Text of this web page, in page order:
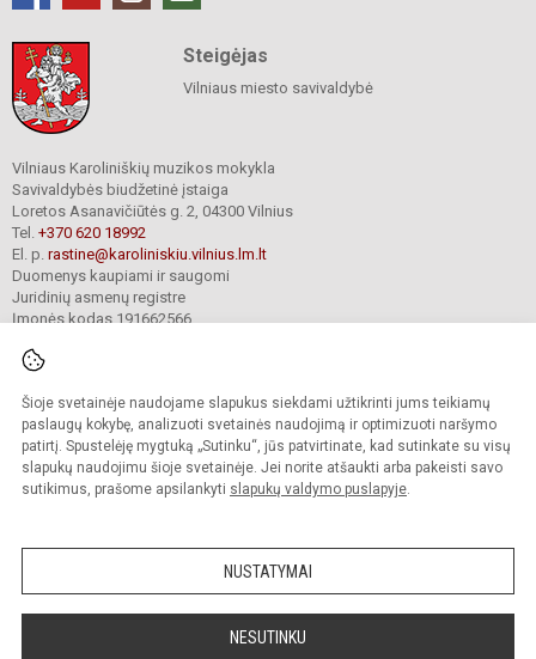
Šioje svetainėje naudojame slapukus siekdami užtikrinti jums teikiamų
paslaugų kokybę, analizuoti svetainės naudojimą ir optimizuoti naršymo
patirtį. Spustelėję mygtuką „Sutinku“, jūs patvirtinate, kad sutinkate su visų
slapukų naudojimu šioje svetainėje. Jei norite atšaukti arba pakeisti savo
sutikimus, prašome apsilankyti slapukų valdymo puslapyje.
NUSTATYMAI
NESUTINKU
Steigėjas
Vilniaus miesto savivaldybė
Vilniaus Karoliniškių muzikos mokykla
Savivaldybės biudžetinė įstaiga
Loretos Asanavičiūtės g. 2, 04300 Vilnius
Tel. +370 620 18992
El. p. rastine@karoliniskiu.vilnius.lm.lt
Duomenys kaupiami ir saugomi
Juridinių asmenų registre
Įmonės kodas 191662566
© 2025. Vilniaus Karoliniškių muzikos mokykla. Visos teisės saugomos.
Kopijuoti turinį be raštiško įstaigos administracijos sutikimo griežtai draudžiama.
Versija neįgaliesiems Slapukų valdymas
Sumanus būdas atnaujinti